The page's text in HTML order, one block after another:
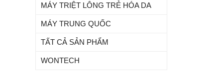
MÁY TRIỆT LÔNG TRẺ HÓA DA
MÁY TRUNG QUỐC
TẤT CẢ SẢN PHẨM
WONTECH